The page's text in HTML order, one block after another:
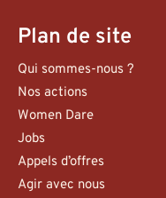
Plan de site
Qui sommes-nous ?
Nos actions
Women Dare
Jobs
Appels d’offres
Agir avec nous